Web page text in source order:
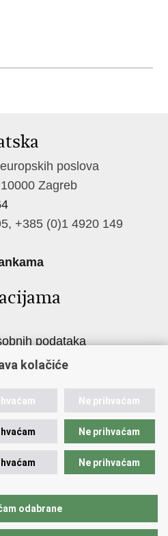
poslova
Zagreb
+385 (0)1 4920 149
podataka
u
revizija službe vanjskih
kolačiće
Ne prihvaćam
Ne prihvaćam
Ne prihvaćam
odabrane